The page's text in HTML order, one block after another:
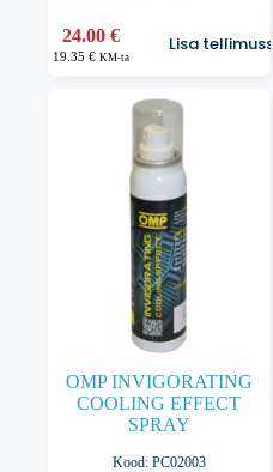
24.00€
19.35€ KM-ta
Lisa
OMP INVIGORATING
COOLING EFFECT
SPRAY
Kood: PC02003